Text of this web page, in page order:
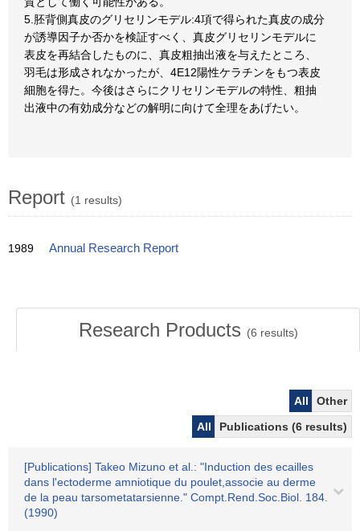
5.胚背側真皮のグリセリンモデル:4項で得られた真皮の成分
が誘導因子か否かを検証すべく、真皮グリセリンモデルに
表皮を再結合したものに、真皮粗抽出液を与えたところ、
羽毛は形成されなかったが、4E12陽性ケラチンをもつ表皮
細胞を得た。今後はさらにクリセリンモデルの特性、粗抽
出液中の有効成分などの解明に向けて全理をあげたい。
Report (1 results)
1989 Annual Research Report
Research Products (6 results)
All
Other
All
Publications (6 results)
[Publications] Takeo Mizuno et al.: "Induction des ecailles
dans l'ectoderme amniotique du poulet,associe au derme
de la peau tarsometatarsienne." Compt.Rend.Soc.Biol. 184.
(1990)